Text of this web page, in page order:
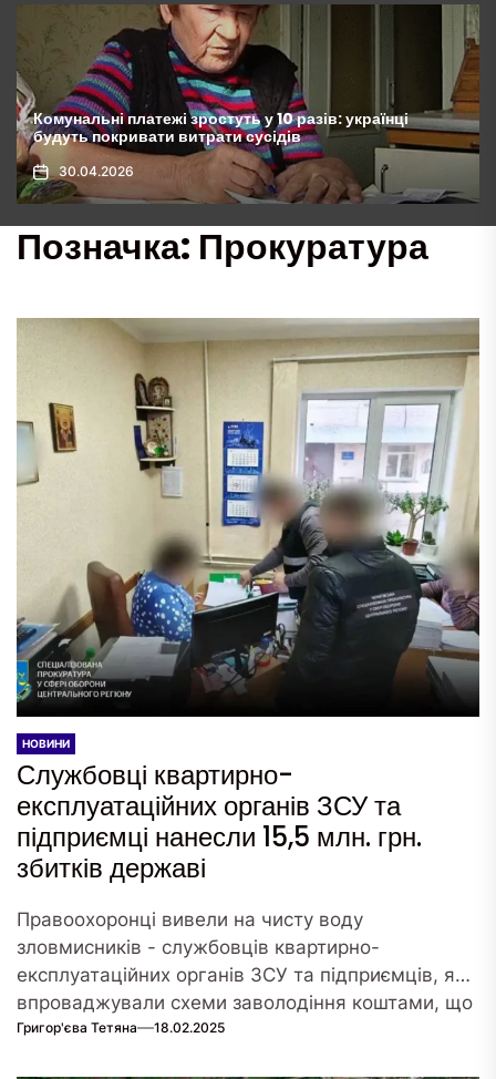
Хрускіт ззовні, соковите наповнення всередині: цей
“бутербродище” переверне ваші уявлення про
сніданки, рецепт
01.05.2026
Позначка: Прокуратура
НОВИНИ
Службовці квартирно-
експлуатаційних органів ЗСУ та
підприємці нанесли 15,5 млн. грн.
збитків державі
Правоохоронці вивели на чисту воду
зловмисників - службовців квартирно-
експлуатаційних органів ЗСУ та підприємців, які
впроваджували схеми заволодіння коштами, що
призначалися для...
Григор'єва Тетяна 18.02.2025